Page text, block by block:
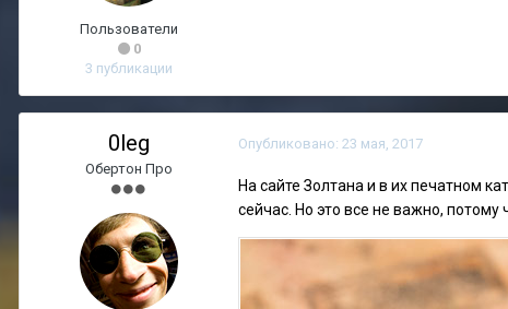
Пользователи
0
3 публикации
0leg
Обертон Про
Опубликовано: 23 мая, 2017
На сайте Золтана и в их печатном
сейчас. Но это все не важно,